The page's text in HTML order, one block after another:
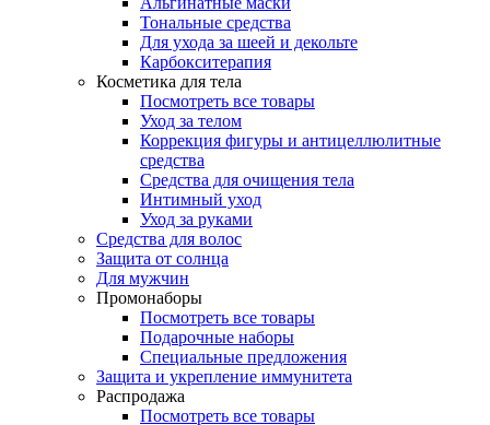
Тональные средства
Для ухода за шеей и декольте
Карбокситерапия
Косметика для тела
Посмотреть все товары
Уход за телом
Коррекция фигуры и антицеллюлитные
средства
Средства для очищения тела
Интимный уход
Уход за руками
Средства для волос
Защита от солнца
Для мужчин
Промонаборы
Посмотреть все товары
Подарочные наборы
Специальные предложения
Защита и укрепление иммунитета
Распродажа
Посмотреть все товары